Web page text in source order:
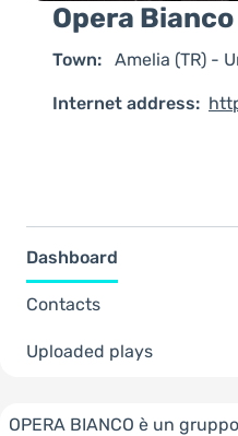
Opera Bianco
Town: Amelia (TR) -
Internet address:
Dashboard
Contacts
Uploaded plays
OPERA BIANCO è un